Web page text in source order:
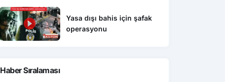
Yasa dışı bahis için şafak
operasyonu
Haber Sıralaması